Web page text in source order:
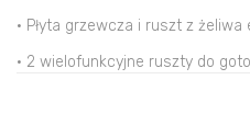
• Płyta grzewcza i ruszt z
• 2 wielofunkcyjne ruszty do